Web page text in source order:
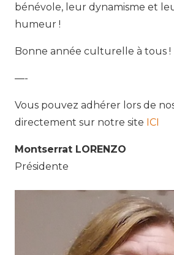
bénévole, leur dynamisme et
humeur !
Bonne année culturelle à tous !
—-
Vous pouvez adhérer lors de
directement sur notre site ICI
Montserrat LORENZO
Présidente